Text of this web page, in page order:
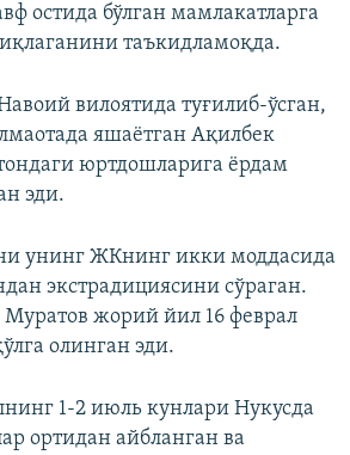
остида бўлган мамлакатларга
таъкидламоқда.
вилоятида туғилиб-ўсган,
яшаётган Ақилбек
юртдошларига ёрдам
эди.
унинг ЖКнинг икки моддасида
экстрадициясини сўраган.
Муратов жорий йил 16 феврал
олинган эди.
1-2 июль кунлари Нукусда
ортидан айбланган ва